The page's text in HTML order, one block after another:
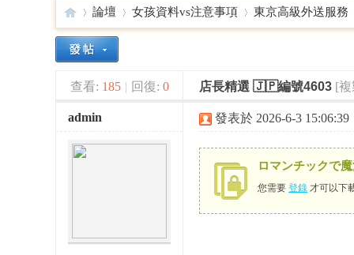
🥇
日
»
論壇
›
女孩資料vs注意事項
›
東京高級外送服務
›
查看: 185 | 回復: 0 店長精選 🇯🇵編號4603 [
admin 發表於 2026-6-3 15:06:39
ロマンチックで
您需要 登錄 才可以下